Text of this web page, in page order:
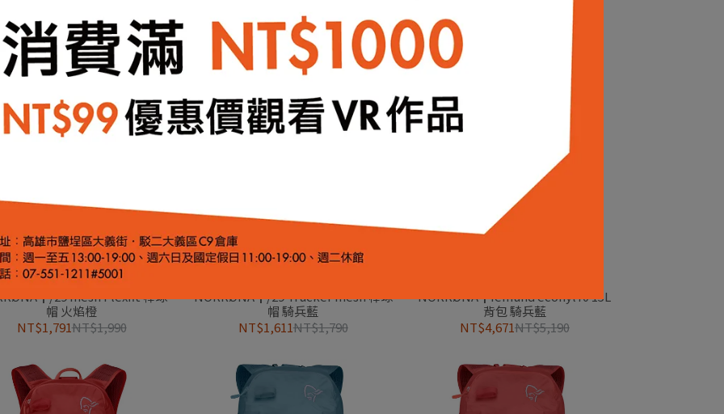
TOWL┃吸水快乾罩衫 復古浪
潮
NT$2,160NT$2,400
PACK TOWL┃吸水快乾罩衫 植物園
NT$2,160NT$2,400
MSR┃MiniWorks 濾水器
NT$4,500
29 mesh Flexfit 棒球
帽 火焰橙
NT$1,791NT$1,990
NORRØNA┃/29 Trucker mesh 棒球
帽 騎兵藍
NT$1,611NT$1,790
NORRØNA┃femund econyl70 15L
背包 騎兵藍
NT$4,671NT$5,190